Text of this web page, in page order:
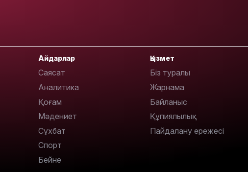
16:01
Айдарлар
Саясат
Аналитика
Қоғам
Мәдениет
Сұхбат
Спорт
Бейне
Қызмет
Біз туралы
Жарнама
Байланыс
Құпиялылық
Пайдалану ережесі